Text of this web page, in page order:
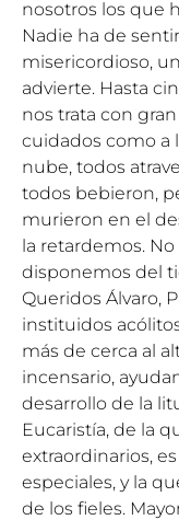
nosotros los que
Nadie ha de
misericordioso,
advierte. Hasta
nos trata con
cuidados como a
nube, todos
todos bebieron,
murieron en el
la retardemos.
disponemos del
Queridos Álvaro,
instituidos
más de cerca al
incensario,
desarrollo de la
Eucaristía, de la
extraordinarios,
especiales, y la
de los fieles.